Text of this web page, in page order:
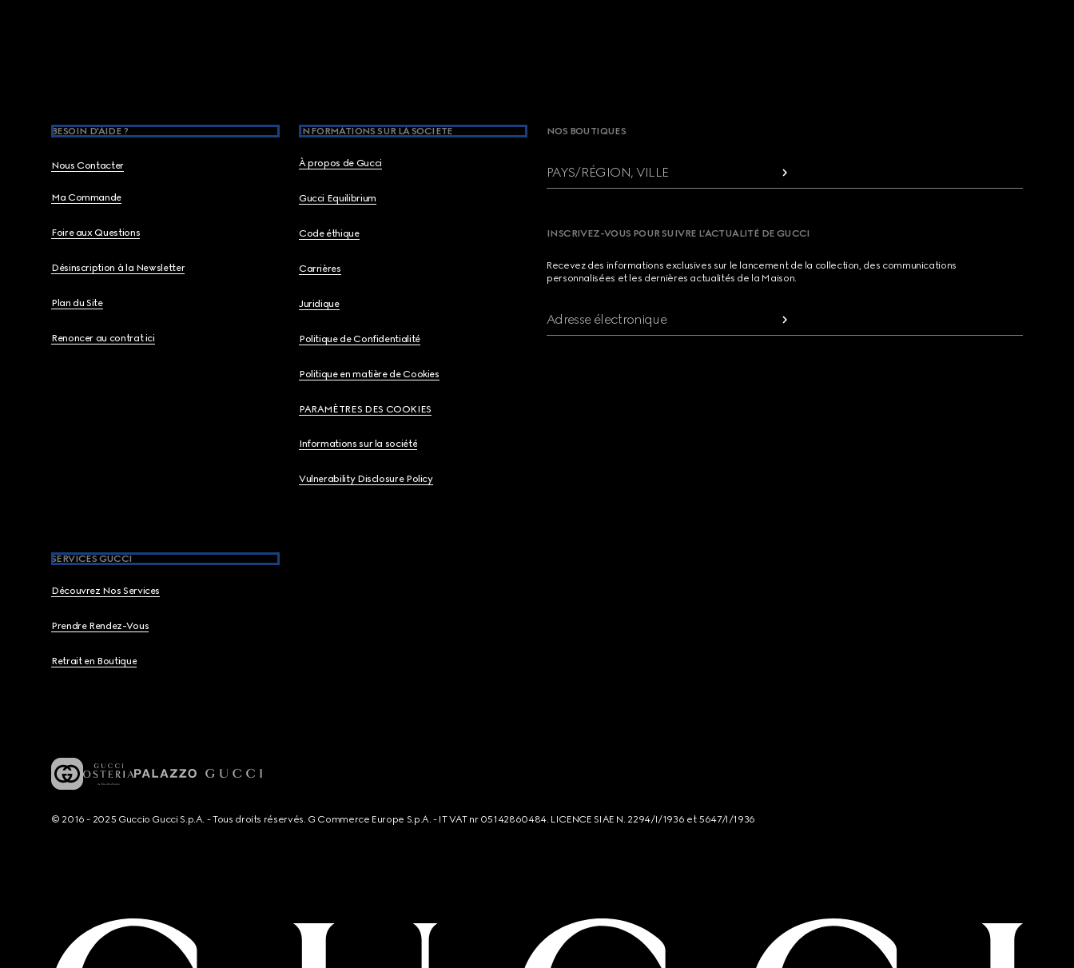
BESOIN D'AIDE ?
Nous Contacter
Ma Commande
Foire aux Questions
Désinscription à la Newsletter
Plan du Site
Renoncer au contrat ici
INFORMATIONS SUR LA SOCIETE
À propos de Gucci
Gucci Equilibrium
Code éthique
Carrières
Juridique
Politique de Confidentialité
Politique en matière de Cookies
PARAMÈTRES DES COOKIES
Informations sur la société
Vulnerability Disclosure Policy
SERVICES GUCCI
Découvrez Nos Services
Prendre Rendez-Vous
Retrait en Boutique
NOS BOUTIQUES
PAYS/RÉGION, VILLE
INSCRIVEZ-VOUS POUR SUIVRE L’ACTUALITÉ DE GUCCI
Recevez des informations exclusives sur le lancement de la collection, des communications
personnalisées et les dernières actualités de la Maison.
Adresse électronique
© 2016 - 2025 Guccio Gucci S.p.A. - Tous droits réservés. G Commerce Europe S.p.A. - IT VAT nr 05142860484. LICENCE SIAE N. 2294/I/1936 et 5647/I/1936